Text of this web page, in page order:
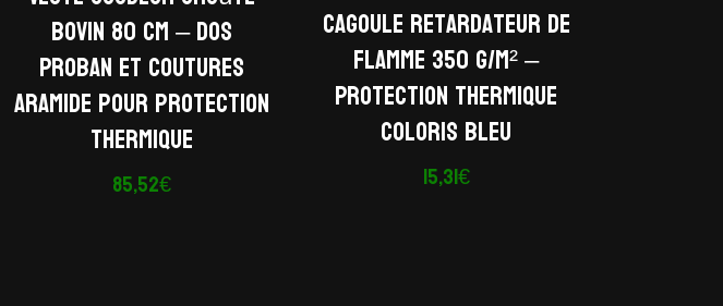
bovin 80 cm – Dos
Proban et coutures
aramide pour protection
thermique
85,52€
Cagoule retardateur de
flamme 350 g/m² –
Protection thermique
coloris bleu
15,31€